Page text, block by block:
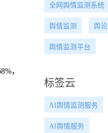
，
全网舆情监测系统
舆情监测 舆论
舆情监测平台
标签云
AI舆情监测服务
AI舆情服务